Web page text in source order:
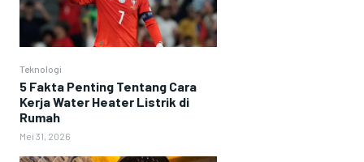
Teknologi
5 Fakta Penting Tentang Cara
Kerja Water Heater Listrik di
Rumah
Mei 31, 2026